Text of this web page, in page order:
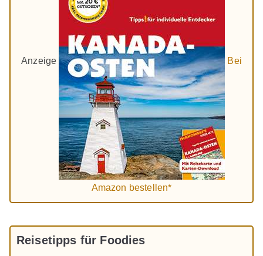
Anzeige Bei
Amazon bestellen*
Reisetipps für Foodies